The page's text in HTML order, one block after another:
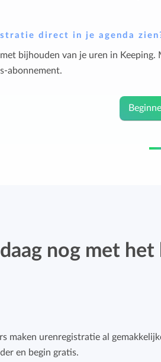
direct in je agenda
bijhouden van je uren in
abonnement.
nog met
maken urenregistratie al
en begin gratis.